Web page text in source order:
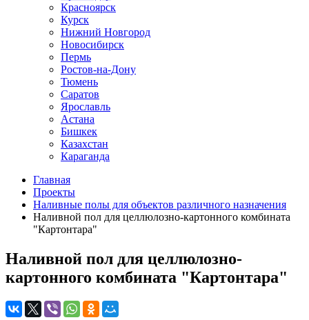
Красноярск
Курск
Нижний Новгород
Новосибирск
Пермь
Ростов-на-Дону
Тюмень
Саратов
Ярославль
Астана
Бишкек
Казахстан
Караганда
Главная
Проекты
Наливные полы для объектов различного назначения
Наливной пол для целлюлозно-картонного комбината
"Картонтара"
Наливной пол для целлюлозно-
картонного комбината "Картонтара"